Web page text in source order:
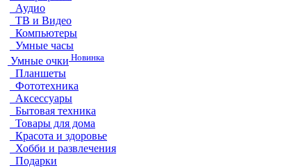
Аудио
ТВ и Видео
Компьютеры
Умные часы
Умные очки Новинка
Планшеты
Фототехника
Аксессуары
Бытовая техника
Товары для дома
Красота и здоровье
Хобби и развлечения
Подарки